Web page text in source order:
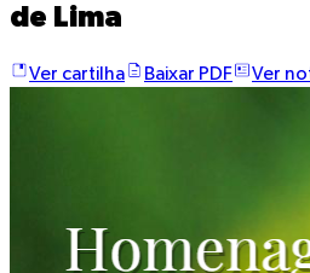
de Lima
Ver cartilha Baixar PDF Ver